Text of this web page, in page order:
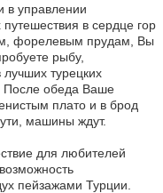
в управлении
в сердце гор
форелевым прудам, Вы
рыбу,
турецких
После обеда Ваше
плато и в брод
машины ждут.
для любителей
пейзажами Турции.